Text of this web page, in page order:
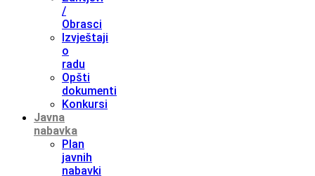
/
Obrasci
Izvještaji
o
radu
Opšti
dokumenti
Konkursi
Javna
nabavka
Plan
javnih
nabavki